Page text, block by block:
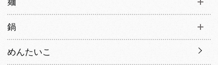
鍋
めんたいこ